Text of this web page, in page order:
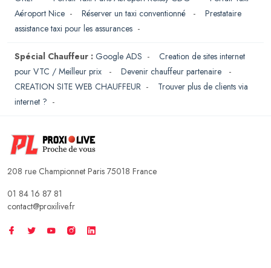
Aéroport Nice - Réserver un taxi conventionné - Prestataire
assistance taxi pour les assurances -
Spécial Chauffeur : Google ADS - Creation de sites internet
pour VTC / Meilleur prix
- Devenir chauffeur partenaire
-
CREATION SITE WEB CHAUFFEUR - Trouver plus de clients via
internet ? -
208 rue Championnet Paris 75018 France
01 84 16 87 81
contact@proxilive.fr